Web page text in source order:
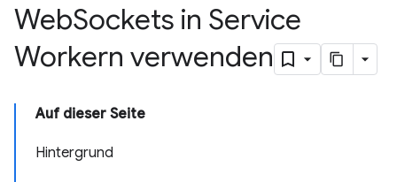
WebSockets in Service
Workern verwenden
Auf dieser Seite
Hintergrund